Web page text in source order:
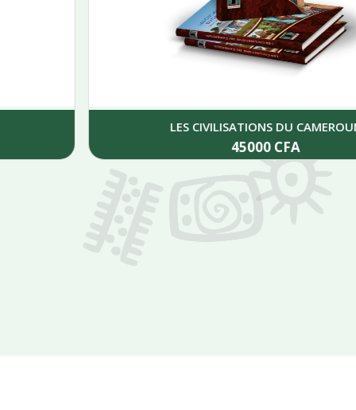
LES CIVILISATIONS DU CAMEROUN